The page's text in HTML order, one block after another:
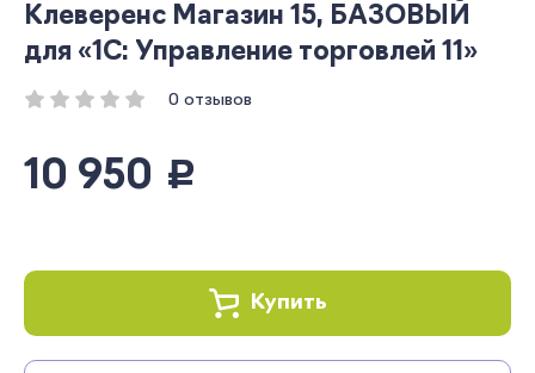
Клеверенс Магазин 15, БАЗОВЫЙ
для «1С: Управление торговлей 11»
0 отзывов
10 950 руб.
Купить